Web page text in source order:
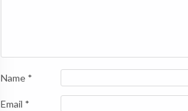
Name *
Email *